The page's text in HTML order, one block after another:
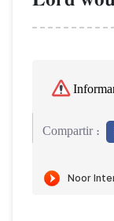
Compartir :